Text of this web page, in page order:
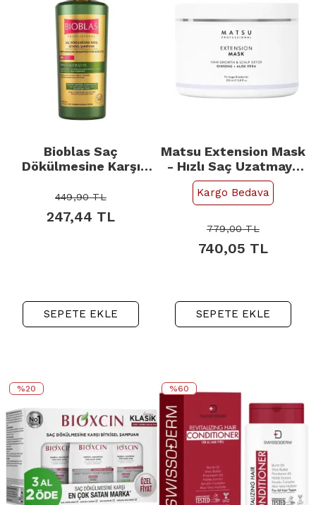
Bioblas Saç
Dökülmesine Karşı
1000ml
449,90TL
247,44 TL
SEPETE EKLE
Matsu Extension Mask
- Hızlı Saç Uzatmaya
Yardımcı Saç Derisi
Bakım Maskesi 350ml
Kargo Bedava
779,00TL
740,05 TL
SEPETE EKLE
%20 %60